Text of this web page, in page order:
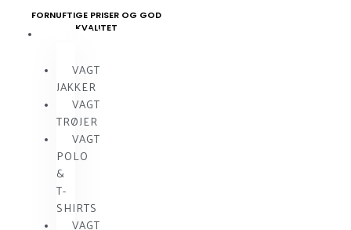
FORNUFTIGE PRISER OG GOD
KVALITET
VAGTTØJ
VAGT
JAKKER
VAGT
TRØJER
VAGT
POLO
&
T-
SHIRTS
VAGT